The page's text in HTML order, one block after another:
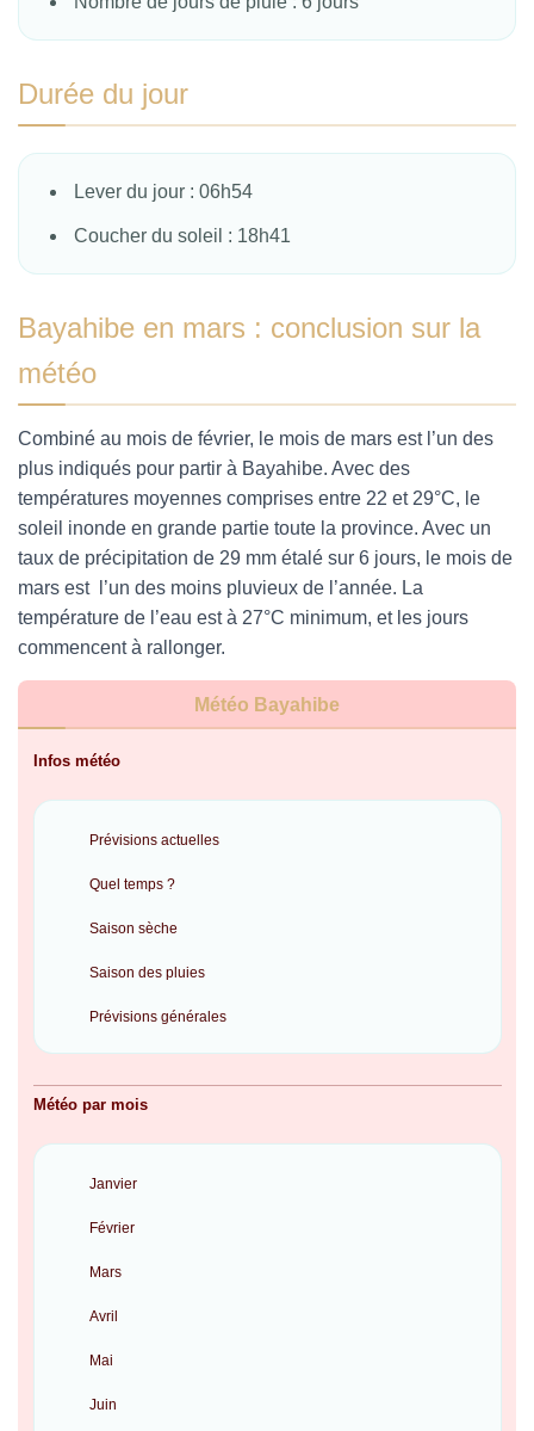
Durée du jour
Lever du jour : 06h54
Coucher du soleil : 18h41
Bayahibe en mars : conclusion sur la
météo
Combiné au mois de février, le mois de mars est l’un des
plus indiqués pour partir à Bayahibe. Avec des
températures moyennes comprises entre 22 et 29°C, le
soleil inonde en grande partie toute la province. Avec un
taux de précipitation de 29 mm étalé sur 6 jours, le mois de
mars est l’un des moins pluvieux de l’année. La
température de l’eau est à 27°C minimum, et les jours
commencent à rallonger.
Météo Bayahibe
Infos météo
Prévisions actuelles
Quel temps ?
Saison sèche
Saison des pluies
Prévisions générales
Météo par mois
Janvier
Février
Mars
Avril
Mai
Juin